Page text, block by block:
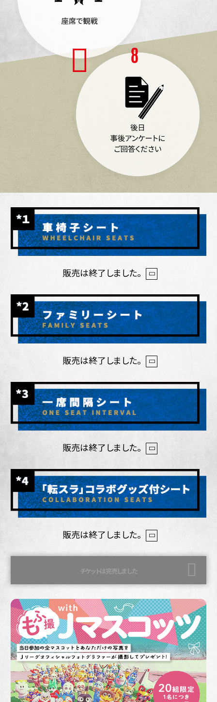
販売は終了しました。
販売は終了しました。
販売は終了しました。
販売は終了しました。
チケットは完売しました